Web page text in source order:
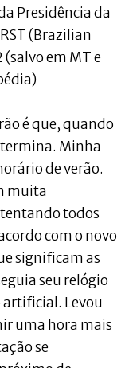
Presidência da
(Brazilian
em MT e
é que, quando
termina. Minha
de verão.
muita
tentando todos
com o novo
significam as
seu relógio
artificial. Levou
uma hora mais
se